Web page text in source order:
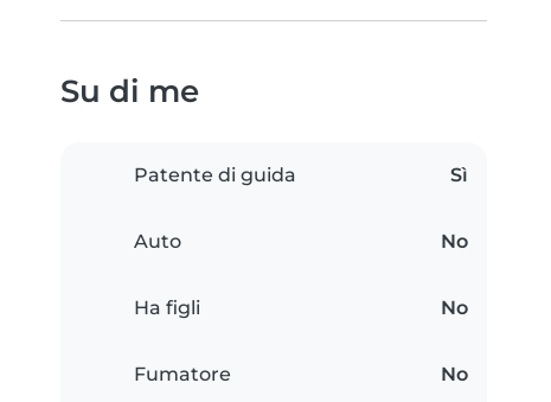
Su di me
Patente di guida Sì
Auto No
Ha figli No
Fumatore No